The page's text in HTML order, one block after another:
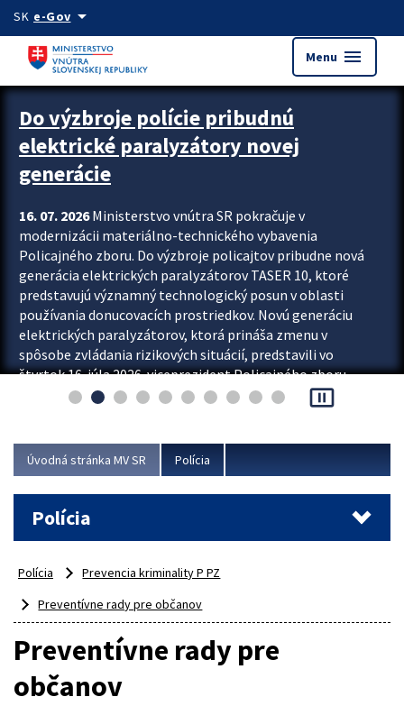
Preskocit na hlavný obsah
SK e-Govarrow_drop_down
Menu menu
Zastavit automatický posun upútavok
Do výzbroje polície pribudnú
elektrické paralyzátory novej
generácie
16. 07. 2026Ministerstvo vnútra SR pokračuje v
modernizácii materiálno-technického vybavenia
Policajného zboru. Do výzbroje policajtov pribudne nová
generácia elektrických paralyzátorov TASER 10, ktoré
predstavujú významný technologický posun v oblasti
používania donucovacích prostriedkov. Novú generáciu
elektrických paralyzátorov, ktorá prináša zmenu v
spôsobe zvládania rizikových situácií, predstavili vo
štvrtok 16. júla 2026 viceprezident Policajného zboru
Rastislav Polakovič a riaditeľ odboru výcviku...
pause_presentation
Úvodná stránka MV SR Polícia
Polícia
Polícia
Prevencia kriminality P PZ
Preventívne rady pre občanov
Preventívne rady pre
občanov